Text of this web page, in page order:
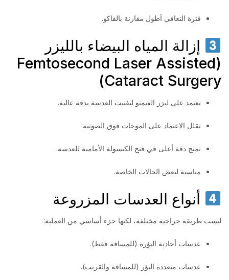
فترة التعافي أطول مقارنة بالفاكو.
إزالة المياه البيضاء بالليزر
(Femtosecond Laser Assisted
Cataract Surgery)
تعتمد على ليزر الفيمتو لتفتيت العدسة بدقة عالية.
تقلل الاعتماد على الموجات فوق الصوتية.
تمنح دقة أعلى في فتح الكبسولة الأمامية للعدسة.
مناسبة لبعض الحالات الخاصة.
أنواع العدسات المزروعة
ليست طريقة جراحية مختلفة، لكنها جزء أساسي من العملية:
عدسات أحادية البؤرة (للمسافة فقط).
عدسات متعددة البؤر (للمسافة والقريب).